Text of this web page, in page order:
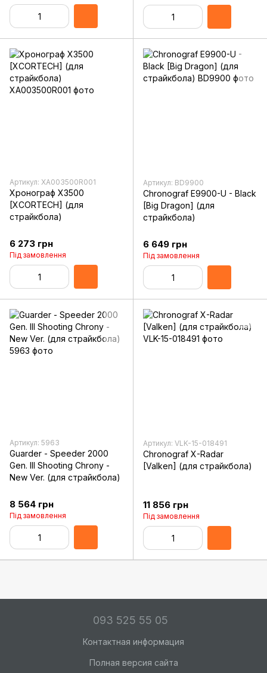
Артикул: XA003500R001
Хронограф X3500
[XCORTECH] (для
страйкбола)
6 273 грн
Під замовлення
Артикул: BD9900
Chronograf E9900-U - Black
[Big Dragon] (для
страйкбола)
6 649 грн
Під замовлення
Артикул: 5963
Guarder - Speeder 2000
Gen. III Shooting Chrony -
New Ver. (для страйкбола)
8 564 грн
Під замовлення
Артикул: VLK-15-018491
Chronograf X-Radar
[Valken] (для страйкбола)
11 856 грн
Під замовлення
093 525 55 05
Контактная информация
Полная версия сайта